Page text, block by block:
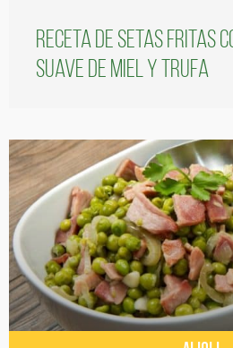
Receta de setas fritas
suave de miel y trufa